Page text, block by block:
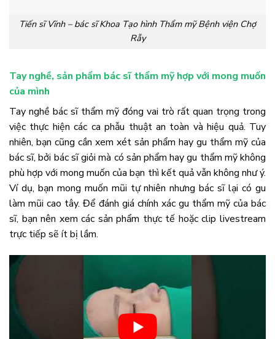
Tiến sĩ Vĩnh – bác sĩ Khoa Tạo hình Thẩm mỹ Bệnh viện Chợ
Rẫy
Tay nghề, sản phẩm bác sĩ thẩm mỹ hợp với mong muốn
của mình
Tay nghề bác sĩ thẩm mỹ đóng vai trò rất quan trọng trong
việc thực hiện các ca phẫu thuật an toàn và hiệu quả. Tuy
nhiên, bạn cũng cần xem xét sản phẩm hay gu thẩm mỹ của
bác sĩ, bởi bác sĩ giỏi mà có sản phẩm hay gu thẩm mỹ không
phù hợp với mong muốn của bạn thì kết quả vẫn không như ý.
Ví dụ, bạn mong muốn mũi tự nhiên nhưng bác sĩ lại có gu
làm mũi cao tây. Để đánh giá chính xác gu thẩm mỹ của bác
sĩ, bạn nên xem các sản phẩm thực tế hoặc clip livestream
trực tiếp sẽ ít bị lầm.